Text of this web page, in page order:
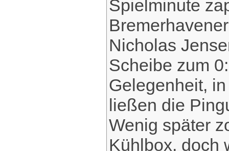
Spielminute
Nicholas
Scheibe zum
Gelegenheit,
ließen die
Wenig später
Kühlbox, doch